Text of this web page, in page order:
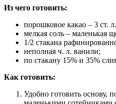
Из чего готовить:
порошковое какао – 3 ст.
мелкая соль – маленькая
1/2 стакана
неполная ч. л. ванили;
по стакану 15% и 35%
Как готовить:
Удобно готовить основу,